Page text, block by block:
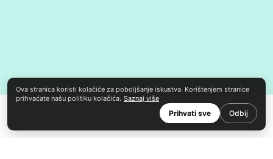
Ova stranica koristi kolačiće za poboljšanje iskustva. Korištenjem stranice
prihvaćate našu politiku kolačića. Saznaj više
Prihvati sve Odbij